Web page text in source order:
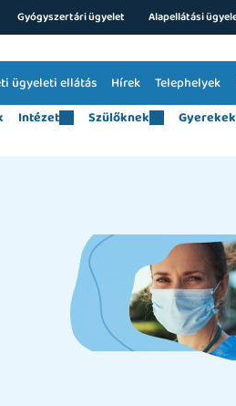
Gyógyszertári ügyelet Alapellátási
ügyeleti ellátás Telephelyek
Hírek
Intézet Szülőknek